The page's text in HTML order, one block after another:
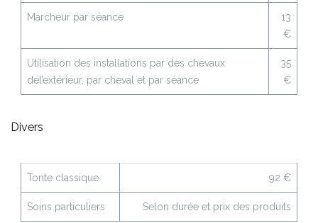
Marcheur par séance
13
€
Utilisation des installations par des chevaux
del’extérieur, par cheval et par séance
35
€
Divers
Tonte classique 92 €
Soins particuliers Selon durée et prix des produits